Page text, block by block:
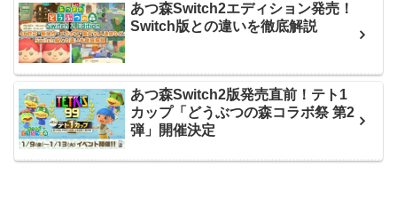
あつ森Switch2エディション発売！
Switch版との違いを徹底解説
あつ森Switch2版発売直前！テト1
カップ「どうぶつの森コラボ祭 第2
弾」開催決定